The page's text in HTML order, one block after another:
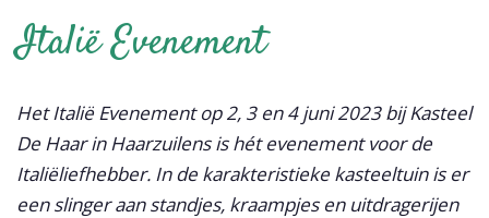
Italië Evenement
Het Italië Evenement op 2, 3 en 4 juni 2023 bij Kasteel
De Haar in Haarzuilens is hét evenement voor de
Italiëliefhebber. In de karakteristieke kasteeltuin is er
een slinger aan standjes, kraampjes en uitdragerijen